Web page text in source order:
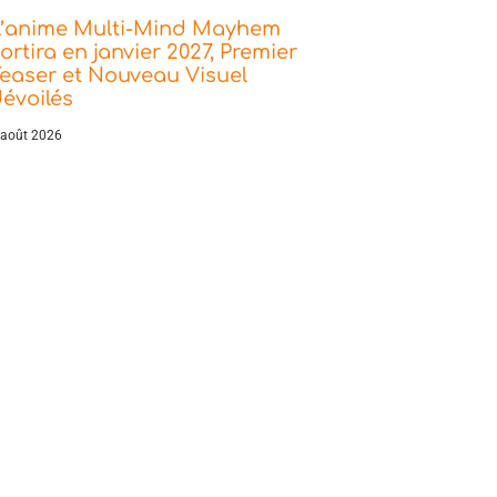
Multi-Mind Mayhem
en janvier 2027, Premier
et Nouveau Visuel
2026